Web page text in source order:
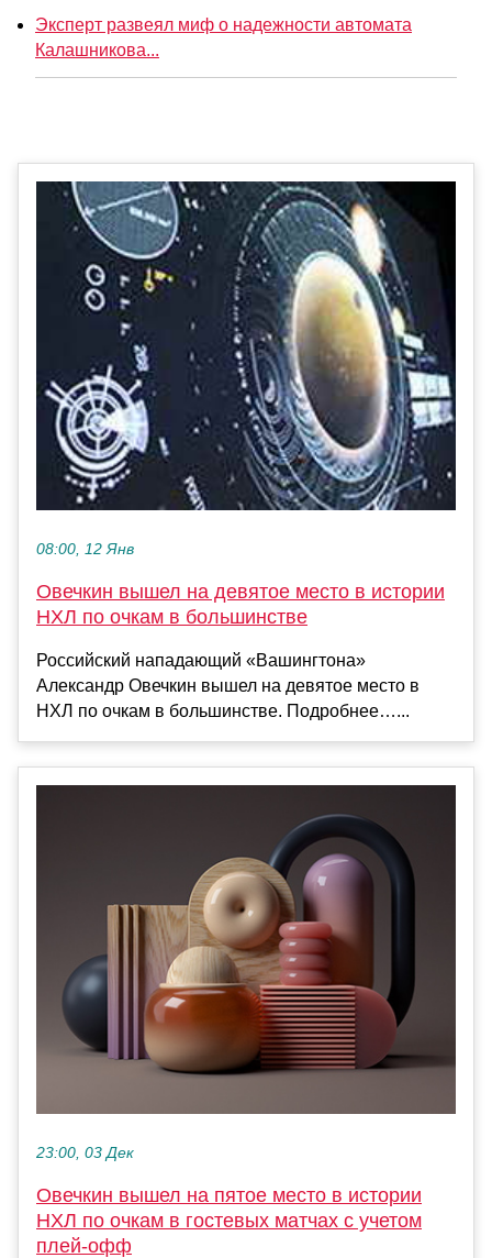
Эксперт развеял миф о надежности автомата
Калашникова...
08:00, 12 Янв
Овечкин вышел на девятое место в истории
НХЛ по очкам в большинстве
Российский нападающий «Вашингтона»
Александр Овечкин вышел на девятое место в
НХЛ по очкам в большинстве. Подробнее…...
23:00, 03 Дек
Овечкин вышел на пятое место в истории
НХЛ по очкам в гостевых матчах с учетом
плей‑офф